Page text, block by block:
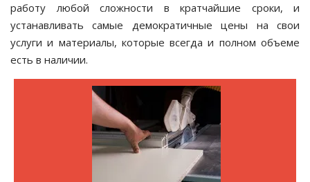
работу любой сложности в кратчайшие сроки, и
устанавливать самые демократичные цены на свои
услуги и материалы, которые всегда и полном объеме
есть в наличии.